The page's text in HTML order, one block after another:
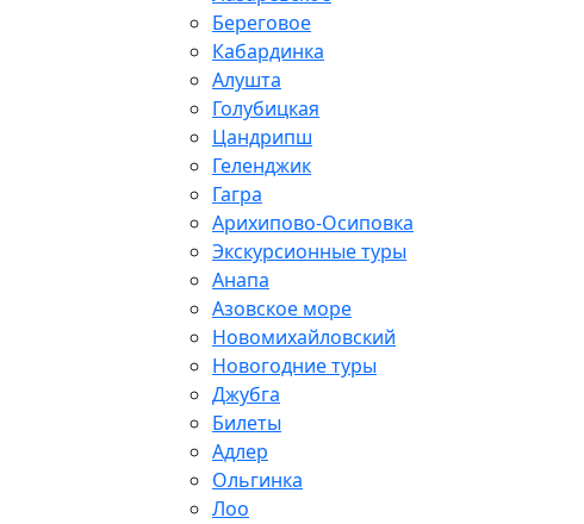
Береговое
Кабардинка
Алушта
Голубицкая
Цандрипш
Геленджик
Гагра
Арихипово-Осиповка
Экскурсионные туры
Анапа
Азовское море
Новомихайловский
Новогодние туры
Джубга
Билеты
Адлер
Ольгинка
Лоо